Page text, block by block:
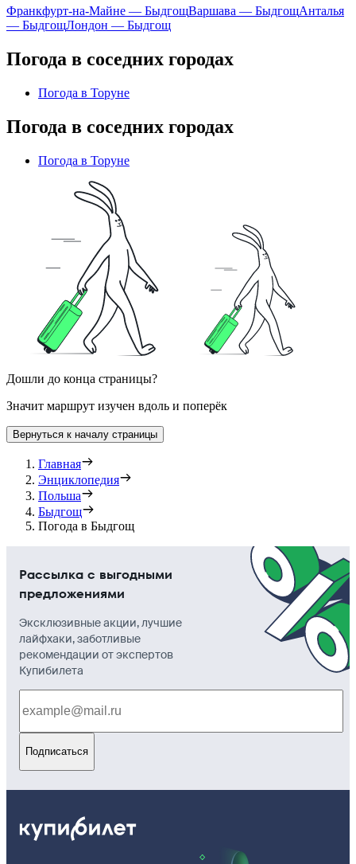
Франкфурт-на-Майне — БыдгощВаршава — БыдгощАнталья
— БыдгощЛондон — Быдгощ
Погода в соседних городах
Погода в Торуне
Погода в соседних городах
Погода в Торуне
Дошли до конца страницы?
Значит маршрут изучен вдоль и поперёк
Вернуться к началу страницы
Главная
Энциклопедия
Польша
Быдгощ
Погода в Быдгощ
Рассылка с выгодными
предложениями
Эксклюзивные акции, лучшие
лайфхаки, заботливые
рекомендации от экспертов
Купибилета
Подписаться